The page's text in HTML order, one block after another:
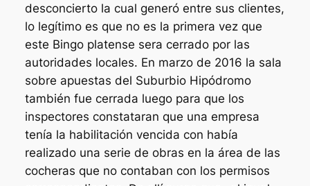
desconcierto la cual generó entre sus clientes,
lo legítimo es que no es la primera vez que
este Bingo platense sera cerrado por las
autoridades locales. En marzo de 2016 la sala
sobre apuestas del Suburbio Hipódromo
también fue cerrada luego para que los
inspectores constataran que una empresa
tenía la habilitación vencida con había
realizado una serie de obras en la área de las
cocheras que no contaban con los permisos